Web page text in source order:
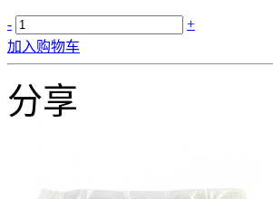
-
+
加入购物车
分享